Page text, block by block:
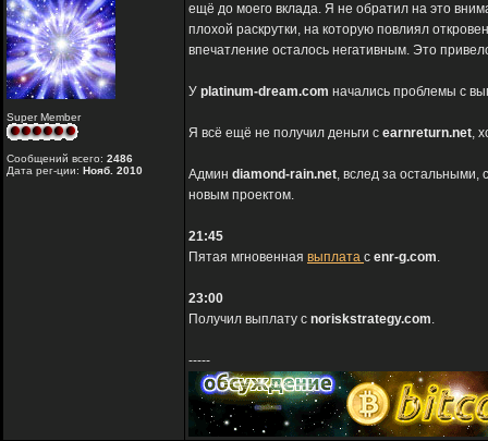
Super Member
Сообщений всего: 2486
Дата рег-ции: Нояб. 2010
ещё до моего вклада. Я не обратил на это
плохой раскрутки, на которую повлиял
впечатление осталось негативным. Это
У platinum-dream.com начались проблемы с
Я всё ещё не получил деньги с earnreturn.net,
Админ diamond-rain.net, вслед за
новым проектом.
21:45
Пятая мгновенная выплата с enr-g.com.
23:00
Получил выплату с noriskstrategy.com.
-----